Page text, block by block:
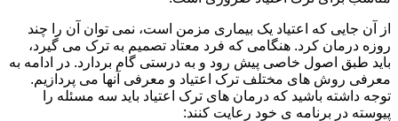
از آن جایی که اعتیاد یک بیماری مزمن است، نمی توان آن را چند
روزه درمان کرد. هنگامی که فرد معتاد تصمیم به ترک می گیرد،
باید طبق اصول خاصی پیش رود و به درستی گام بردارد. در ادامه به
معرفی روش های مختلف ترک اعتیاد و معرفی آنها می پردازیم.
توجه داشته باشید که درمان های ترک اعتیاد باید سه مسئله را
پیوسته در برنامه ی خود رعایت کنند: